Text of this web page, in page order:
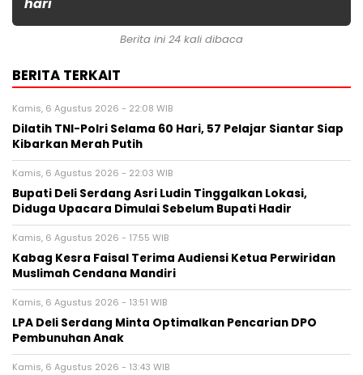
hari
Berita ini 24 kali dibaca
BERITA TERKAIT
Kamis, 6 Agustus 2026 - 22:08 WIB
Dilatih TNI-Polri Selama 60 Hari, 57 Pelajar Siantar Siap
Kibarkan Merah Putih
Kamis, 6 Agustus 2026 - 22:03 WIB
Bupati Deli Serdang Asri Ludin Tinggalkan Lokasi,
Diduga Upacara Dimulai Sebelum Bupati Hadir
Kamis, 6 Agustus 2026 - 17:55 WIB
Kabag Kesra Faisal Terima Audiensi Ketua Perwiridan
Muslimah Cendana Mandiri
Kamis, 6 Agustus 2026 - 13:51 WIB
LPA Deli Serdang Minta Optimalkan Pencarian DPO
Pembunuhan Anak
Kamis, 6 Agustus 2026 - 13:43 WIB